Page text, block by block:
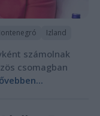
Izland
számolnak
csomagban